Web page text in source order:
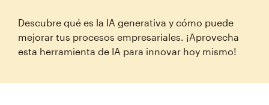
Descubre qué es la IA generativa y cómo puede
mejorar tus procesos empresariales. ¡Aprovecha
esta herramienta de IA para innovar hoy mismo!